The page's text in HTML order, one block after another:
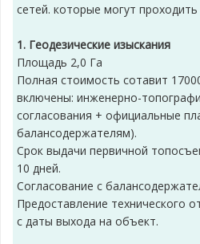
сетей. которые могут
1. Геодезические изыскания
Площадь 2,0 Га
Полная стоимость сотавит
включены: инженерно-
согласования + официальные
балансодержателям).
Срок выдачи первичной
10 дней.
Согласование с
Предоставление технического
с даты выхода на объект.